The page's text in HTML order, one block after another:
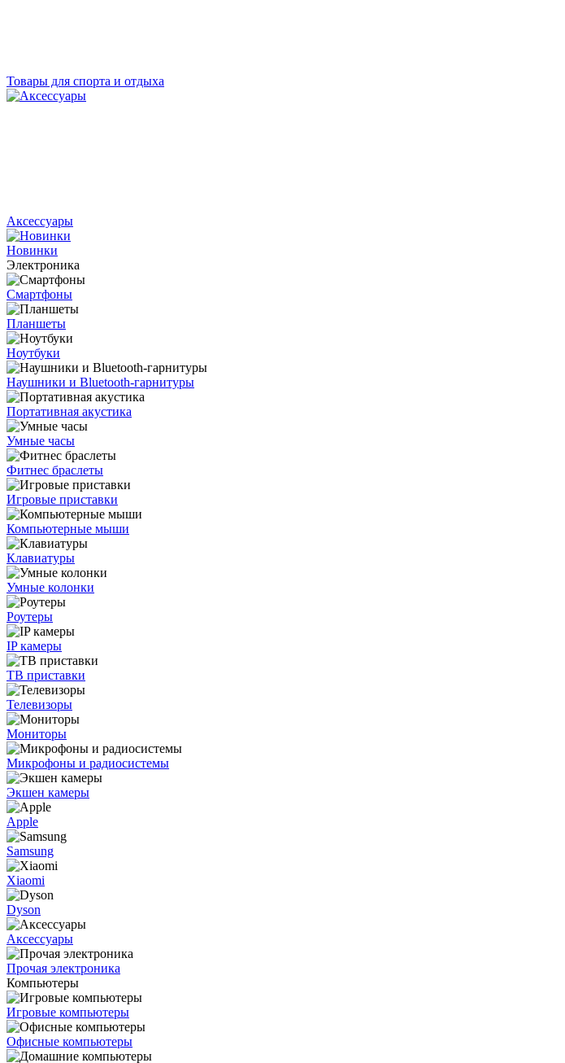
Товары для спорта и отдыха
Аксессуары
Новинки
Электроника
Смартфоны
Планшеты
Ноутбуки
Наушники и Bluetooth-гарнитуры
Портативная акустика
Умные часы
Фитнес браслеты
Игровые приставки
Компьютерные мыши
Клавиатуры
Умные колонки
Роутеры
IP камеры
ТВ приставки
Телевизоры
Мониторы
Микрофоны и радиосистемы
Экшен камеры
Apple
Samsung
Xiaomi
Dyson
Аксессуары
Прочая электроника
Компьютеры
Игровые компьютеры
Офисные компьютеры